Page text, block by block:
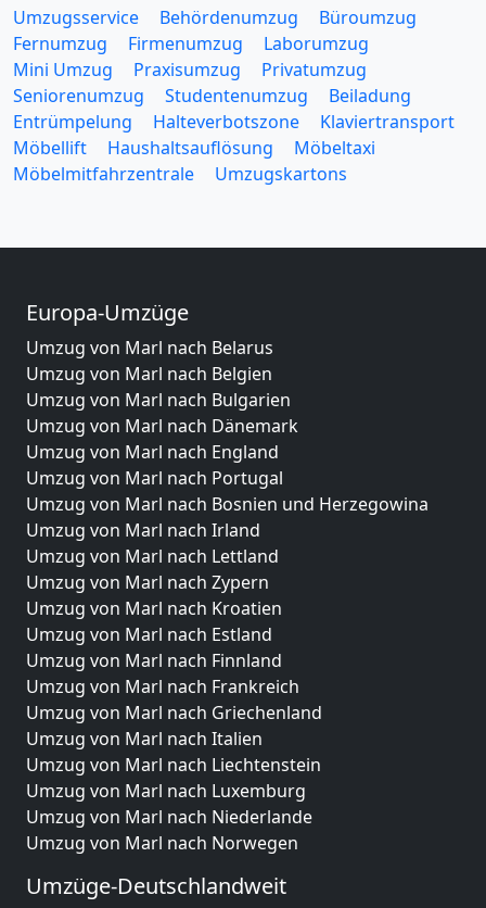
Umzugsservice Behördenumzug
Büroumzug
Fernumzug
Firmenumzug
Laborumzug
Mini Umzug
Praxisumzug
Privatumzug
Seniorenumzug
Studentenumzug
Beiladung
Entrümpelung
Halteverbotszone
Klaviertransport
Möbellift
Haushaltsauflösung
Möbeltaxi
Möbelmitfahrzentrale
Umzugskartons
Europa-Umzüge
Umzug von Marl nach Belarus
Umzug von Marl nach Belgien
Umzug von Marl nach Bulgarien
Umzug von Marl nach Dänemark
Umzug von Marl nach England
Umzug von Marl nach Portugal
Umzug von Marl nach Bosnien und Herzegowina
Umzug von Marl nach Irland
Umzug von Marl nach Lettland
Umzug von Marl nach Zypern
Umzug von Marl nach Kroatien
Umzug von Marl nach Estland
Umzug von Marl nach Finnland
Umzug von Marl nach Frankreich
Umzug von Marl nach Griechenland
Umzug von Marl nach Italien
Umzug von Marl nach Liechtenstein
Umzug von Marl nach Luxemburg
Umzug von Marl nach Niederlande
Umzug von Marl nach Norwegen
Umzüge-Deutschlandweit